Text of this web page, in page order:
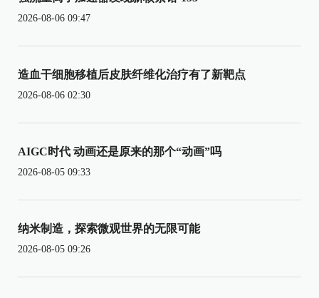
2026-08-06 09:47
造血干细胞移植后皮肤纤维化治疗有了新靶点
2026-08-06 02:30
AIGC时代 动画还是原来的那个“动画”吗
2026-08-05 09:33
纳米制造，探索微观世界的无限可能
2026-08-05 09:26